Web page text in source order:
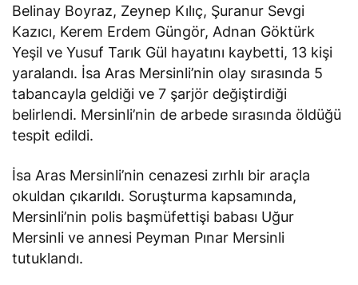
Belinay Boyraz, Zeynep Kılıç, Şuranur Sevgi
Kazıcı, Kerem Erdem Güngör, Adnan Göktürk
Yeşil ve Yusuf Tarık Gül hayatını kaybetti, 13 kişi
yaralandı. İsa Aras Mersinli’nin olay sırasında 5
tabancayla geldiği ve 7 şarjör değiştirdiği
belirlendi. Mersinli’nin de arbede sırasında öldüğü
tespit edildi.
İsa Aras Mersinli’nin cenazesi zırhlı bir araçla
okuldan çıkarıldı. Soruşturma kapsamında,
Mersinli’nin polis başmüfettişi babası Uğur
Mersinli ve annesi Peyman Pınar Mersinli
tutuklandı.